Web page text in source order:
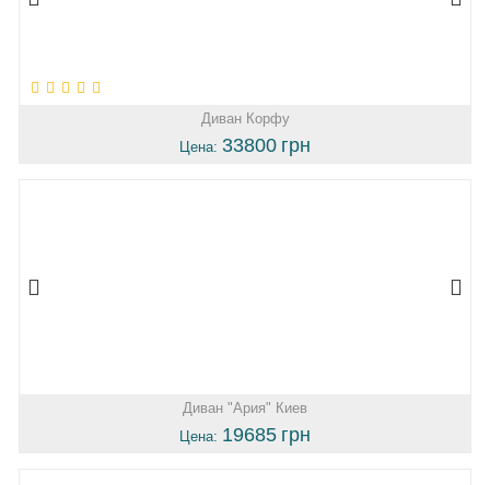
Диван Корфу
Цена: 33800 грн
Диван "Ария" Киев
Цена: 19685 грн